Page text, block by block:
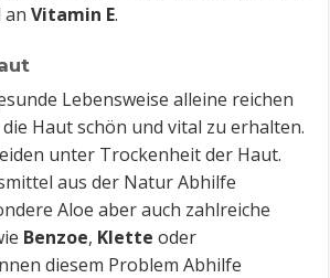
anVitamin E.
Lebensweise alleine reichen
Haut schön und vital zu erhalten.
unter Trockenheit der Haut.
aus der Natur Abhilfe
Aloe aber auch zahlreiche
Benzoe, Klette oder
diesem Problem Abhilfe